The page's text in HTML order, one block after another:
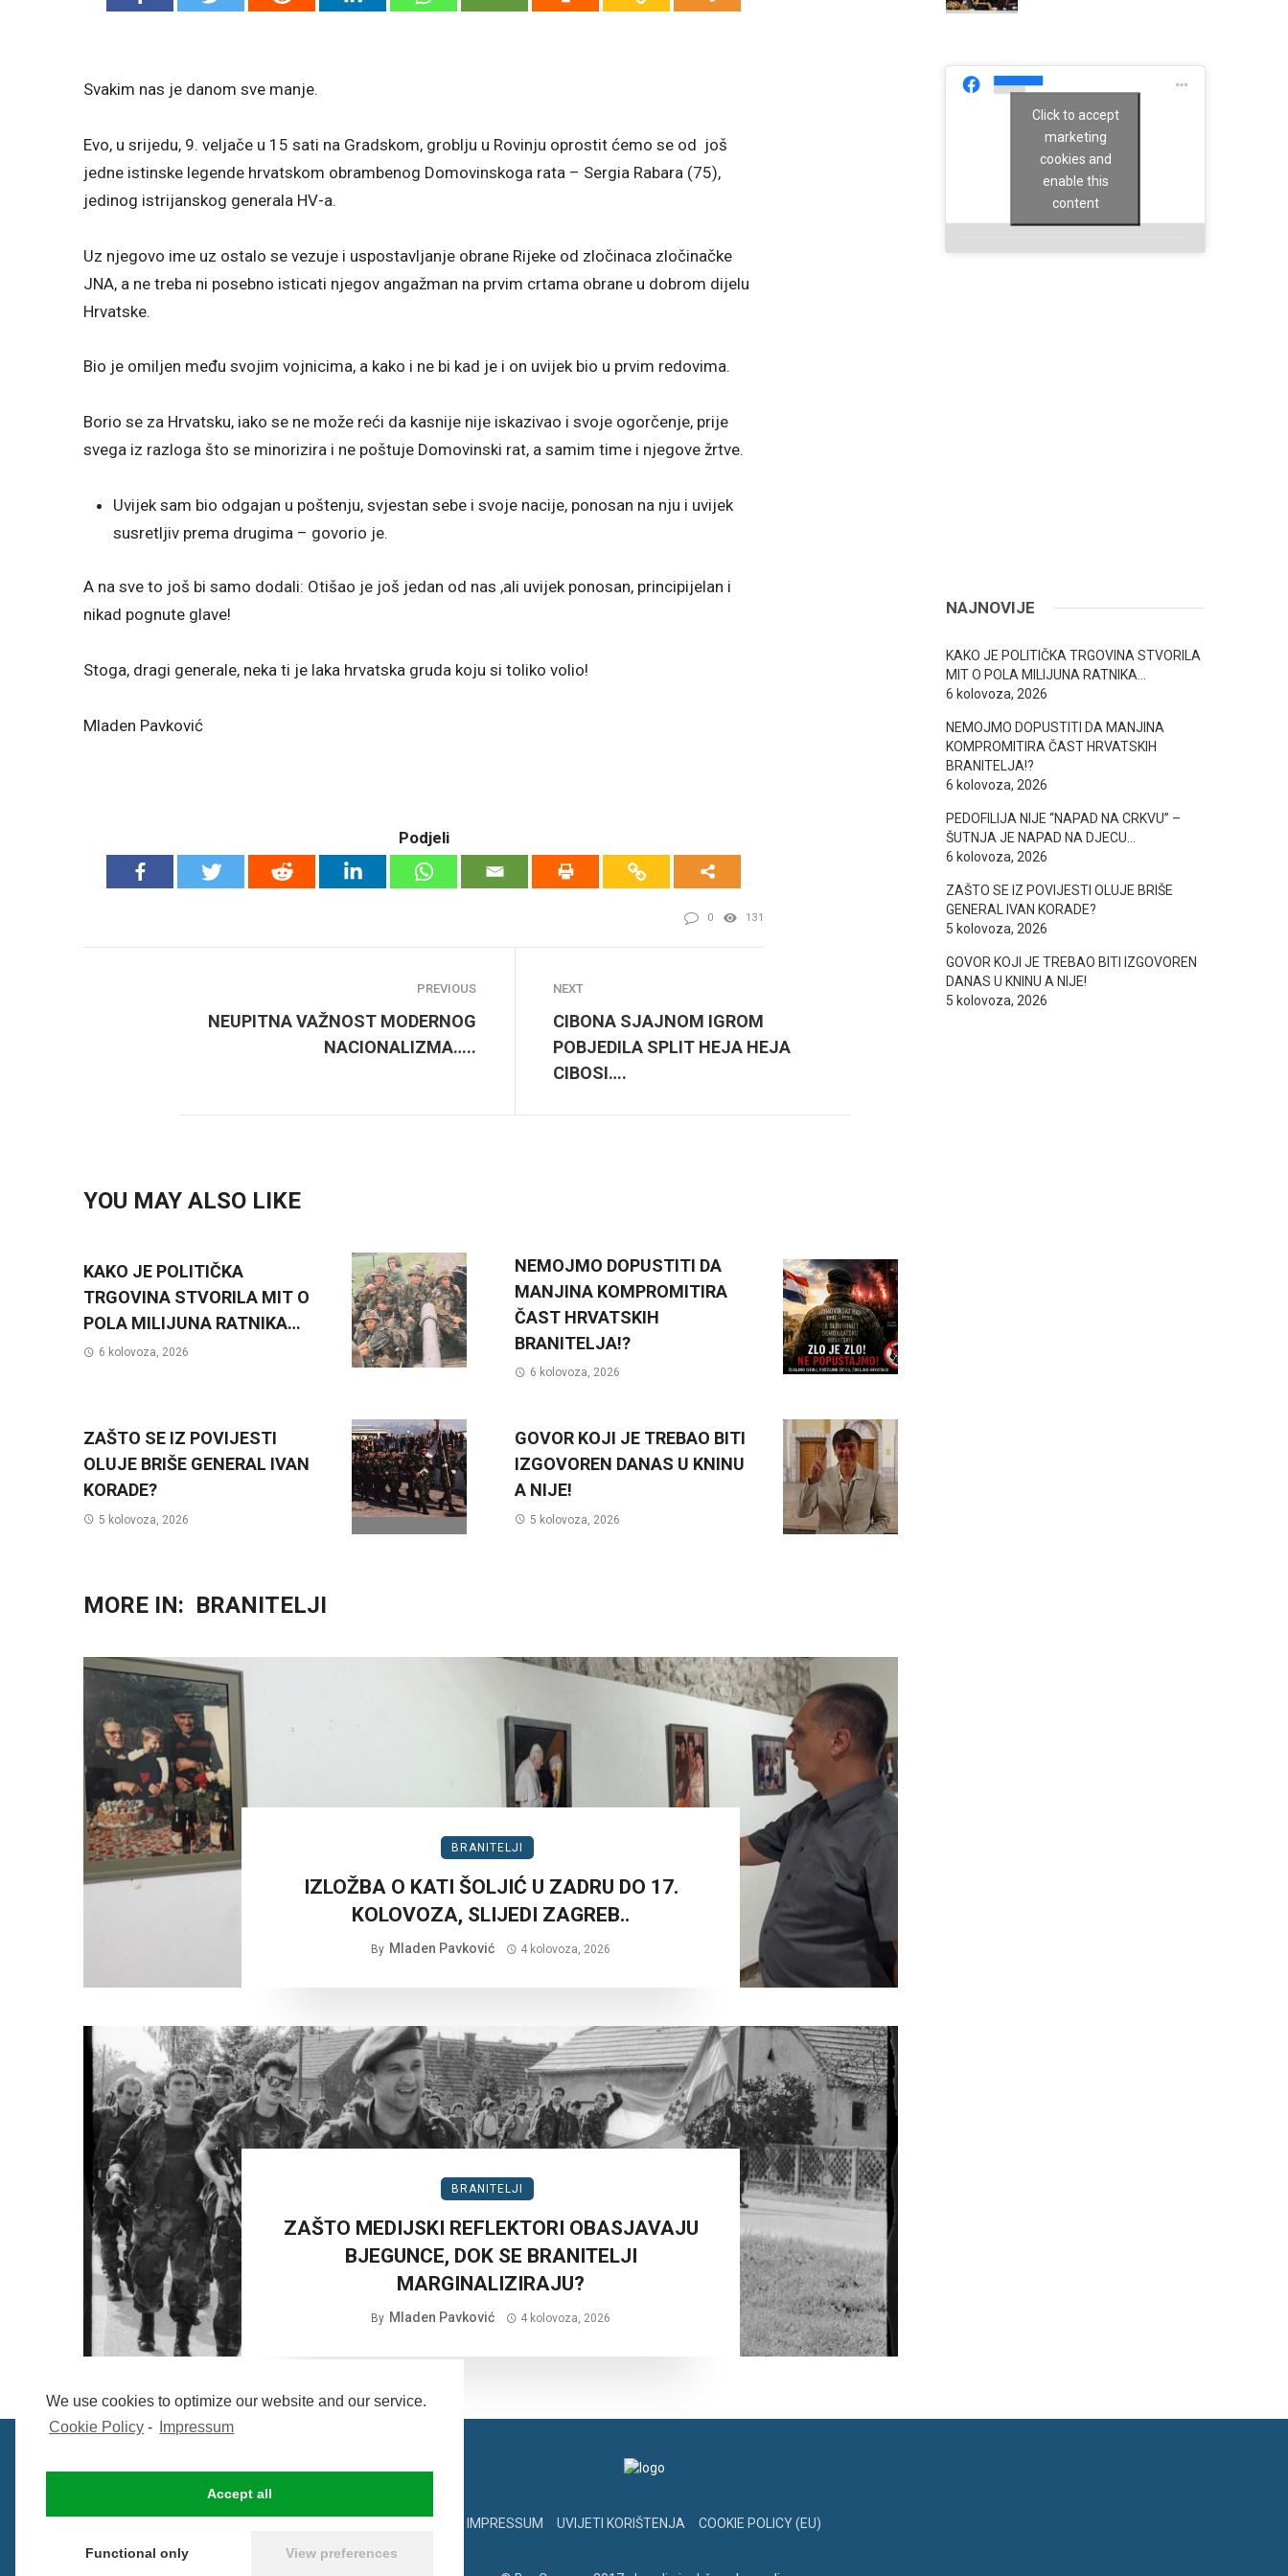
We use cookies to optimize our website and our service.
Cookie Policy - Impressum
Accept all
Functional only View preferences
Svakim nas je danom sve manje.
Evo, u srijedu, 9. veljače u 15 sati na Gradskom, groblju u Rovinju oprostit ćemo se od još
jedne istinske legende hrvatskom obrambenog Domovinskoga rata – Sergia Rabara (75),
jedinog istrijanskog generala HV-a.
Uz njegovo ime uz ostalo se vezuje i uspostavljanje obrane Rijeke od zločinaca zločinačke
JNA, a ne treba ni posebno isticati njegov angažman na prvim crtama obrane u dobrom dijelu
Hrvatske.
Bio je omiljen među svojim vojnicima, a kako i ne bi kad je i on uvijek bio u prvim redovima.
Borio se za Hrvatsku, iako se ne može reći da kasnije nije iskazivao i svoje ogorčenje, prije
svega iz razloga što se minorizira i ne poštuje Domovinski rat, a samim time i njegove žrtve.
Uvijek sam bio odgajan u poštenju, svjestan sebe i svoje nacije, ponosan na nju i uvijek
susretljiv prema drugima – govorio je.
A na sve to još bi samo dodali: Otišao je još jedan od nas ,ali uvijek ponosan, principijelan i
nikad pognute glave!
Stoga, dragi generale, neka ti je laka hrvatska gruda koju si toliko volio!
Mladen Pavković
Podjeli
0 131
PREVIOUS
NEUPITNA VAŽNOST MODERNOG
NACIONALIZMA…..
NEXT
CIBONA SJAJNOM IGROM
POBJEDILA SPLIT HEJA HEJA
CIBOSI….
YOU MAY ALSO LIKE
KAKO JE POLITIČKA
TRGOVINA STVORILA MIT O
POLA MILIJUNA RATNIKA…
6 kolovoza, 2026
NEMOJMO DOPUSTITI DA
MANJINA KOMPROMITIRA
ČAST HRVATSKIH
BRANITELJA!?
6 kolovoza, 2026
ZAŠTO SE IZ POVIJESTI
OLUJE BRIŠE GENERAL IVAN
KORADE?
5 kolovoza, 2026
GOVOR KOJI JE TREBAO BITI
IZGOVOREN DANAS U KNINU
A NIJE!
5 kolovoza, 2026
MORE IN: BRANITELJI
BRANITELJI
IZLOŽBA O KATI ŠOLJIĆ U ZADRU DO 17.
KOLOVOZA, SLIJEDI ZAGREB..
By Mladen Pavković 4 kolovoza, 2026
BRANITELJI
ZAŠTO MEDIJSKI REFLEKTORI OBASJAVAJU
BJEGUNCE, DOK SE BRANITELJI
MARGINALIZIRAJU?
By Mladen Pavković 4 kolovoza, 2026
Click to accept
marketing
cookies and
enable this
content
NAJNOVIJE
KAKO JE POLITIČKA TRGOVINA STVORILA
MIT O POLA MILIJUNA RATNIKA…
6 kolovoza, 2026
NEMOJMO DOPUSTITI DA MANJINA
KOMPROMITIRA ČAST HRVATSKIH
BRANITELJA!?
6 kolovoza, 2026
PEDOFILIJA NIJE “NAPAD NA CRKVU” –
ŠUTNJA JE NAPAD NA DJECU…
6 kolovoza, 2026
ZAŠTO SE IZ POVIJESTI OLUJE BRIŠE
GENERAL IVAN KORADE?
5 kolovoza, 2026
GOVOR KOJI JE TREBAO BITI IZGOVOREN
DANAS U KNINU A NIJE!
5 kolovoza, 2026
IMPRESSUM UVIJETI KORIŠTENJA COOKIE POLICY (EU)